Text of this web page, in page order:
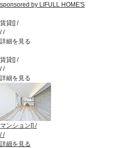
sponsored by LIFULL HOME'S
賃貸[] /
//
詳細を見る
賃貸[] /
//
詳細を見る
マンション[] /
//
詳細を見る